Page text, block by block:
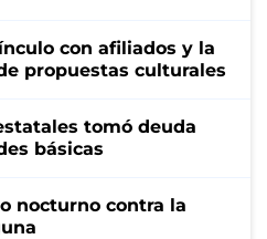
con afiliados y la
propuestas culturales
tomó deuda
básicas
nocturno contra la